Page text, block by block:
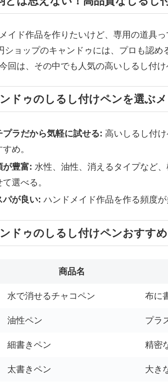
メイド作品を作りたいけど、専用の道具
ショップのキャンドゥには、プロも認
回は、その中でも人気の高いしるし付
ドゥのしるし付けペンを選ぶ
プラだから気軽に試せる: 高いしるし付
め。
が豊富: 水性、油性、消えるタイプなど
選べる。
パが良い: ハンドメイド作品を作る頻度
ドゥのしるし付けペンおすす
商品名
水で消せるチャコペン 布に
油性ペン プラ
細書きペン 精密
太書きペン 大き